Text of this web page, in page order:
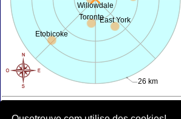
Willowdale
26 km
Toronto
Etobicoke
East York
• La carte est propulsé paropenstreetmap.org.